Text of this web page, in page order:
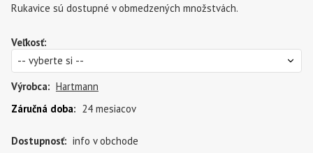
Rukavice sú dostupné v obmedzených množstvách.
Veľkosť:
Výrobca: Hartmann
Záručná doba: 24 mesiacov
Dostupnosť: info v obchode